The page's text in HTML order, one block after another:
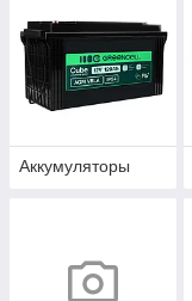
Аккумуляторы